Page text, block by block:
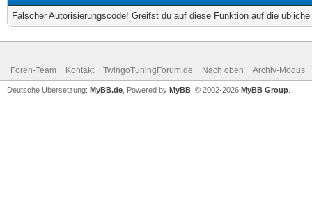
Falscher Autorisierungscode! Greifst du auf diese Funktion auf die
Foren-Team Kontakt TwingoTuningForum.de Nach oben Archiv-Modus
Deutsche Übersetzung: MyBB.de , Powered by MyBB , © 2002-2026 MyBB Group